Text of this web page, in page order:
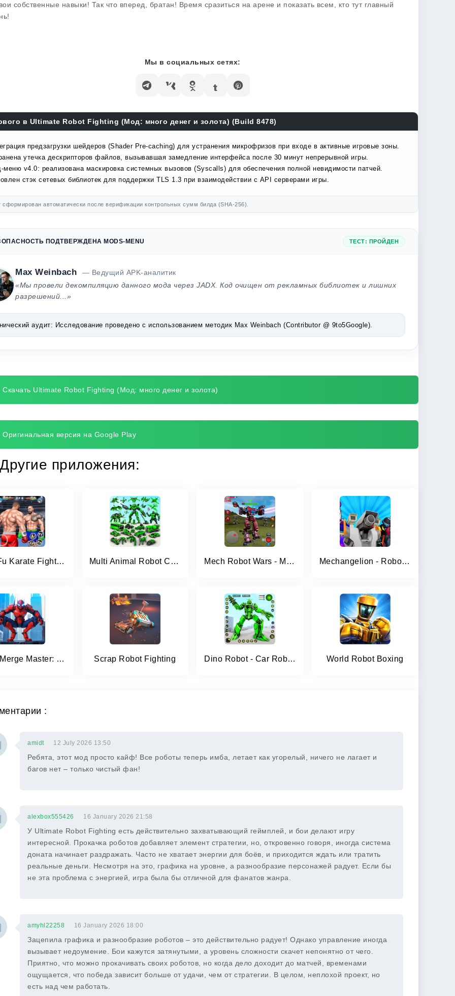
собственные навыки! Так что вперед, братан! Время сразиться на арене и показать всем, кто тут главный
Мы в социальных сетях:
в Ultimate Robot Fighting (Мод: много денег и золота) (Build 8478)
предзагрузки шейдеров (Shader Pre-caching) для устранения микрофризов при входе в активные игровые зоны.
утечка дескрипторов файлов, вызывавшая замедление интерфейса после 30 минут непрерывной игры.
меню v4.0: реализована маскировка системных вызовов (Syscalls) для обеспечения полной невидимости патчей.
стэк сетевых библиотек для поддержки TLS 1.3 при взаимодействии с API серверами игры.
автоматически после верификации контрольных сумм билда (SHA-256).
ПОДТВЕРЖДЕНА MODS-MENU ТЕСТ: ПРОЙДЕН
Max Weinbach
— Ведущий APK-аналитик
«Мы провели декомпиляцию данного мода через JADX. Код очищен от рекламных библиотек и лишних
разрешений...»
аудит: Исследование проведено с использованием методик Max Weinbach (Contributor @ 9to5Google).
Скачать Ultimate Robot Fighting (Мод: много денег и золота)
Оригинальная версия на Google Play
Другие приложения:
Kung Fu Karate Fighting Games Multi Animal Robot Car Games Mech Robot Wars - Multi Robot Mechangelion - Robot Fighting
Robot Merge Master: Car Games Scrap Robot Fighting Dino Robot - Car Robot Games World Robot Boxing
:
amidt 12 July 2026 13:50
Ребята, этот мод просто кайф! Все роботы теперь имба, летает как угорелый, ничего не лагает и
багов нет – только чистый фан!
alexbox555426 16 January 2026 21:58
У Ultimate Robot Fighting есть действительно захватывающий геймплей, и бои делают игру
интересной. Прокачка роботов добавляет элемент стратегии, но, откровенно говоря, иногда система
доната начинает раздражать. Часто не хватает энергии для боёв, и приходится ждать или тратить
реальные деньги. Несмотря на это, графика на уровне, а разнообразие персонажей радует. Если бы
не эта проблема с энергией, игра была бы отличной для фанатов жанра.
amyhl22258 16 January 2026 18:00
Зацепила графика и разнообразие роботов – это действительно радует! Однако управление иногда
вызывает недоумение. Бои кажутся затянутыми, а уровень сложности скачет непонятно от чего.
Приятно, что можно прокачивать своих роботов, но когда дело доходит до матчей, временами
ощущается, что победа зависит больше от удачи, чем от стратегии. В целом, неплохой проект, но
есть над чем работать.